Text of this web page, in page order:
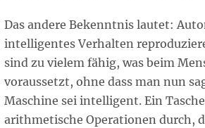
Das andere Bekenntnis lautet:
intelligentes Verhalten
sind zu vielem fähig, was beim
voraussetzt, ohne dass man nun
Maschine sei intelligent. Ein
arithmetische Operationen durch,